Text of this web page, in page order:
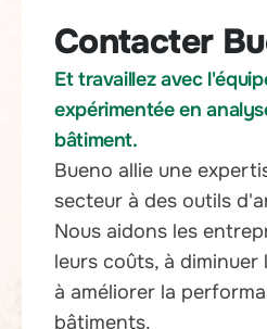
Contacter
Et travaillez avec
expérimentée en
bâtiment.
Bueno allie une
secteur à des outils
Nous aidons les
leurs coûts, à diminuer
à améliorer la
bâtiments.